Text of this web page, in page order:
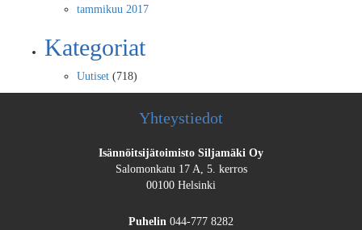
tammikuu 2017
Kategoriat
Uutiset (718)
Yhteystiedot
Isännöitsijätoimisto Siljamäki Oy
Salomonkatu 17 A, 5. kerros
00100 Helsinki
Puhelin 044-777 8282